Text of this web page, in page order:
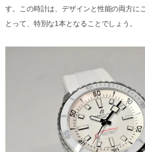
す。この時計は、デザインと性能の両方に
とって、特別な1本となることでしょう。